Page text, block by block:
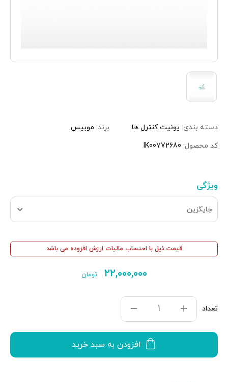
دسته بندی: یونیت کنترل ها برند: موبیس
کد محصول: IK00772680
ویژگی
جایگزین
قیمت ذیل با احتساب مالیات ارزش افزوده می باشد
۲۲,۰۰۰,۰۰۰ تومان
تعداد
افزودن به سبد خرید